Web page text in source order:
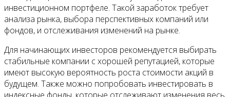
инвестиционном портфеле. Такой заработок требует
анализа рынка, выбора перспективных компаний или
фондов, и отслеживания изменений на рынке.
Для начинающих инвесторов рекомендуется выбирать
стабильные компании с хорошей репутацией, которые
имеют высокую вероятность роста стоимости акций в
будущем. Также можно попробовать инвестировать в